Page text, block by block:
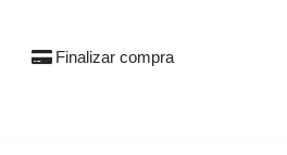
Finalizar compra